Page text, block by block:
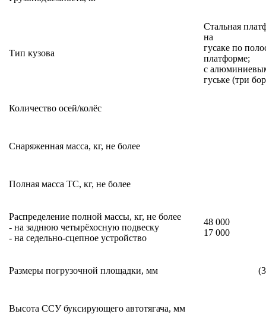
Тип кузова
Стальная
на
гусаке по
платформе;
с
гуське (три
Количество осей/колёс
Снаряженная масса, кг, не более
Полная масса ТС, кг, не более
Распределение полной массы, кг, не более
- на заднюю четырёхосную подвеску
- на седельно-сцепное устройство
48 000
17 000
Размеры погрузочной площадки, мм
Высота ССУ буксирующего автотягача, мм